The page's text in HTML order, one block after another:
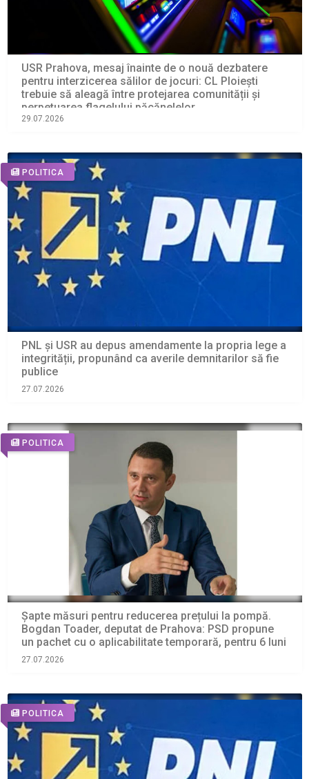
USR Prahova, mesaj înainte de o nouă dezbatere
pentru interzicerea sălilor de jocuri: CL Ploiești
trebuie să aleagă între protejarea comunității și
perpetuarea flagelului păcănelelor
29.07.2026
POLITICA
PNL și USR au depus amendamente la propria lege a
integrității, propunând ca averile demnitarilor să fie
publice
27.07.2026
POLITICA
Șapte măsuri pentru reducerea prețului la pompă.
Bogdan Toader, deputat de Prahova: PSD propune
un pachet cu o aplicabilitate temporară, pentru 6 luni
27.07.2026
POLITICA